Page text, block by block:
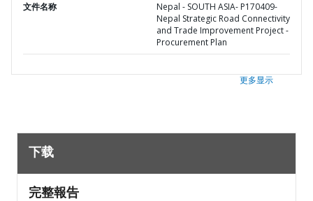
文件名称
Nepal - SOUTH ASIA- P170409-
Nepal Strategic Road Connectivity
and Trade Improvement Project -
Procurement Plan
更多显示
下载
完整報告